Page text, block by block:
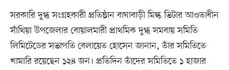
সরকারি দুগ্ধ সংগ্রহকারী প্রতিষ্ঠান বাঘাবাড়ী মিল্ক ভিটার আওতাধীন
সাঁথিয়া উপজেলার বোয়ালমারী প্রাথমিক দুগ্ধ সমবায় সমিতি
লিমিটেডের সভাপতি বেলায়েত হোসেন জানান, তাঁর সমিতিতে
খামারি রয়েছেন ১২৪ জন। প্রতিদিন তাঁদের সমিতিতে ১ হাজার